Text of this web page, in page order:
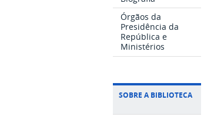
Órgãos da
Presidência da
República e
Ministérios
SOBRE A BIBLIOTECA